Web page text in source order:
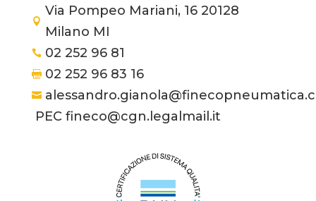

Via Pompeo Mariani, 16 20128
Milano MI
 02 252 96 81
 02 252 96 83 16

PEC fineco@cgn.legalmail.it